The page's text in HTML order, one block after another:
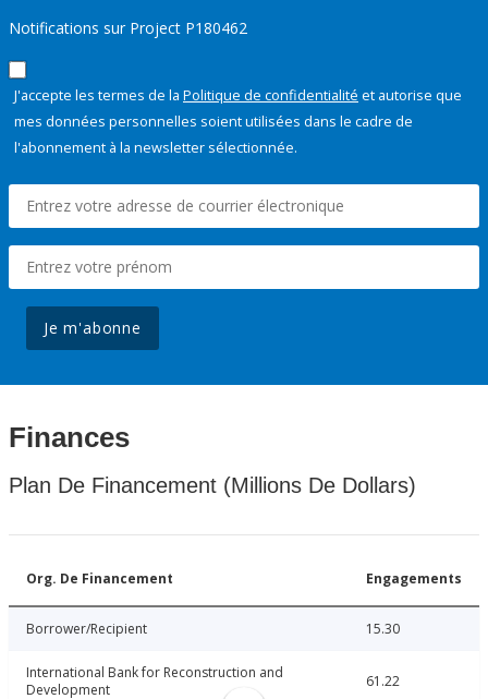
Notifications sur Project P180462
J'accepte les termes de la Politique de confidentialité et autorise que
mes données personnelles soient utilisées dans le cadre de
l'abonnement à la newsletter sélectionnée.
Je m'abonne
Finances
Plan De Financement (Millions De Dollars)
Org. De Financement Engagements
Borrower/Recipient 15.30
International Bank for Reconstruction and
Development
61.22